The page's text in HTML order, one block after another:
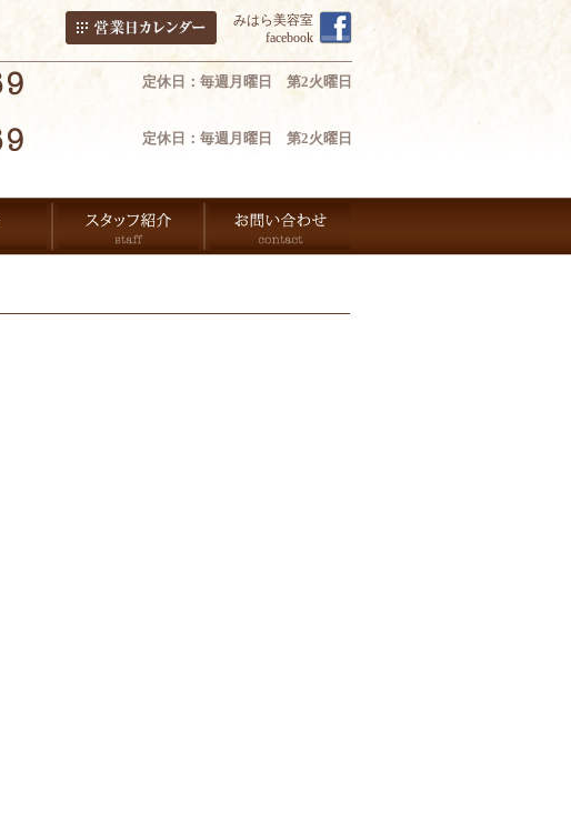
みはら美容室
facebook
定休日：毎週月曜日 第2火曜日
定休日：毎週月曜日 第2火曜日